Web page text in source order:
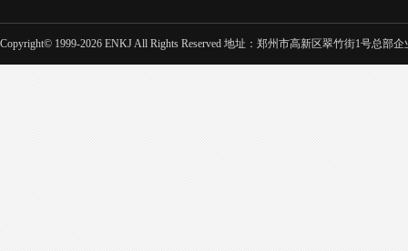
Copyright© 1999-2026 ENKJ All Rights Reserved 地址：郑州市高新区翠竹街1号